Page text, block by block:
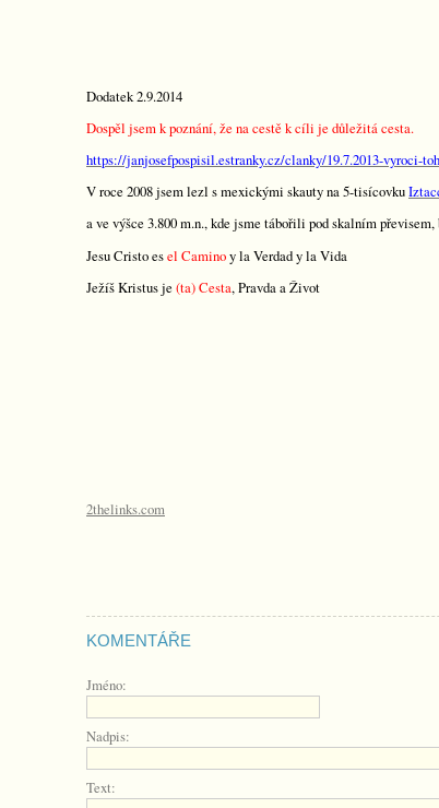
Dodatek 2.9.2014
Dospěl jsem k poznání, že na cestě k cíli je důležitá cesta.
https://janjosefpospisil.estranky.cz/clanky/19.7.2013-vyroci-
V roce 2008 jsem lezl s mexickými skauty na 5-tisícovku
a ve výšce 3.800 m.n., kde jsme tábořili pod skalním
Jesu Cristo esel Caminoy la Verdady la Vida
Ježíš Kristus je (ta) Cesta, Pravda a Život
2thelinks.com
KOMENTÁŘE
Jméno:
Nadpis:
Text: